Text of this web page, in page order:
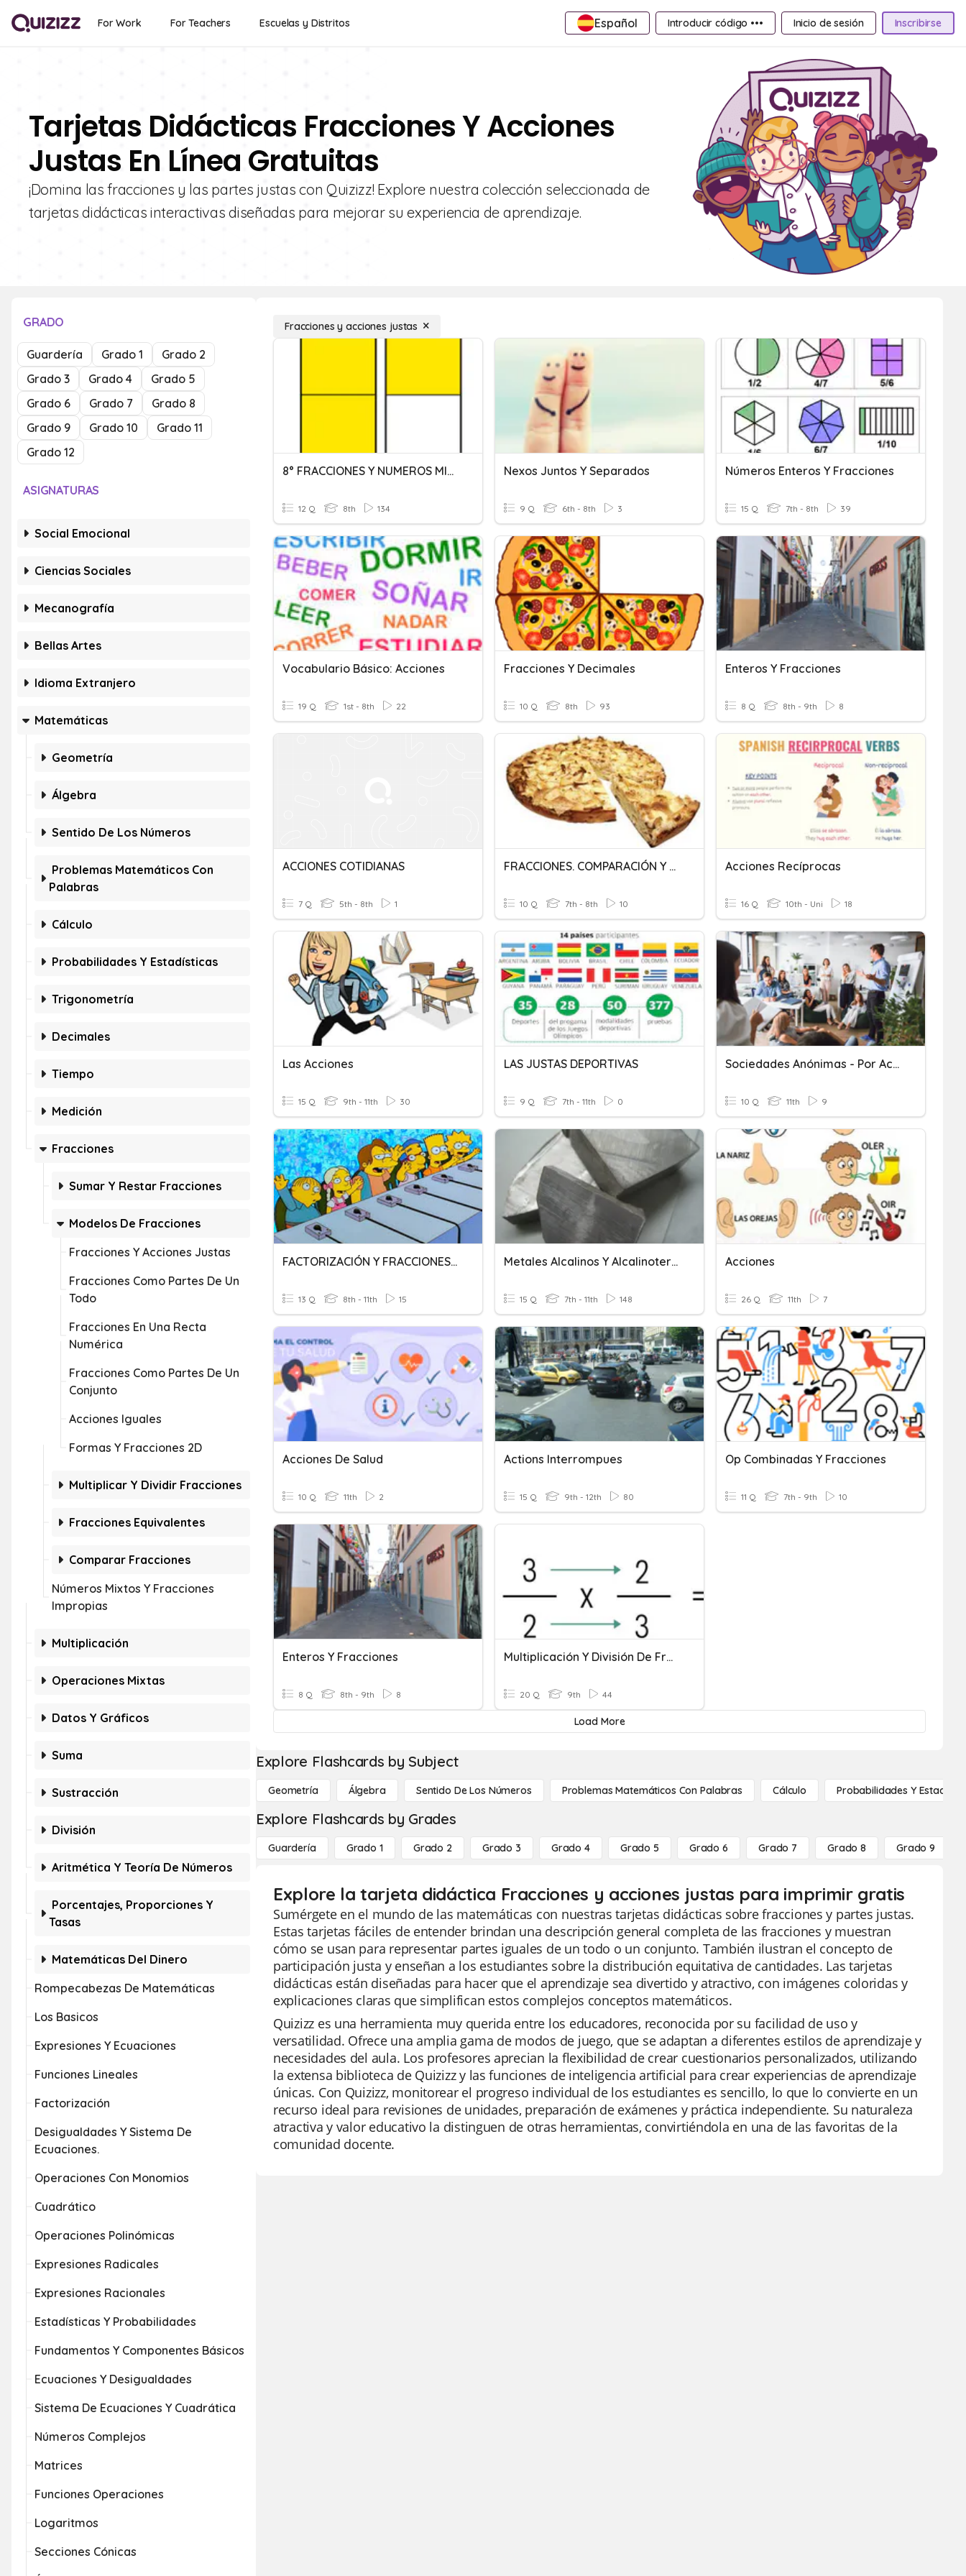
For Work For Teachers Escuelas y Distritos Español Introducir código ••• Inicio de sesión Inscribirse
Tarjetas Didácticas Fracciones Y Acciones
Justas En Línea Gratuitas
¡Domina las fracciones y las partes justas con Quizizz! Explore nuestra colección seleccionada de
tarjetas didácticas interactivas diseñadas para mejorar su experiencia de aprendizaje.
GRADO
Guardería Grado 1
Grado 2
Grado 3
Grado 4
Grado 5
Grado 6
Grado 7
Grado 8
Grado 9
Grado 10
Grado 11
Grado 12
ASIGNATURAS
Social Emocional
Ciencias Sociales
Mecanografía
Bellas Artes
Idioma Extranjero
Matemáticas
Geometría
Álgebra
Sentido De Los Números
Problemas Matemáticos Con
Palabras
Cálculo
Probabilidades Y Estadísticas
Trigonometría
Decimales
Tiempo
Medición
Fracciones
Sumar Y Restar Fracciones
Modelos De Fracciones
Fracciones Y Acciones Justas
Fracciones Como Partes De Un
Todo
Fracciones En Una Recta
Numérica
Fracciones Como Partes De Un
Conjunto
Acciones Iguales
Formas Y Fracciones 2D
Multiplicar Y Dividir Fracciones
Fracciones Equivalentes
Comparar Fracciones
Números Mixtos Y Fracciones
Impropias
Multiplicación
Operaciones Mixtas
Datos Y Gráficos
Suma
Sustracción
División
Aritmética Y Teoría De Números
Porcentajes, Proporciones Y
Tasas
Matemáticas Del Dinero
Rompecabezas De Matemáticas
Los Basicos
Expresiones Y Ecuaciones
Funciones Lineales
Factorización
Desigualdades Y Sistema De
Ecuaciones.
Operaciones Con Monomios
Cuadrático
Operaciones Polinómicas
Expresiones Radicales
Expresiones Racionales
Estadísticas Y Probabilidades
Fundamentos Y Componentes Básicos
Ecuaciones Y Desigualdades
Sistema De Ecuaciones Y Cuadrática
Números Complejos
Matrices
Funciones Operaciones
Logaritmos
Secciones Cónicas
Fracciones y acciones justas
8° FRACCIONES Y NUMEROS MIXTOS
12 Q 8th 134
Nexos Juntos Y Separados
9 Q 6th - 8th 3
Números Enteros Y Fracciones
15 Q 7th - 8th 39
Vocabulario Básico: Acciones
19 Q 1st - 8th 22
Fracciones Y Decimales
10 Q 8th 93
Enteros Y Fracciones
8 Q 8th - 9th 8
ACCIONES COTIDIANAS
7 Q 5th - 8th 1
FRACCIONES. COMPARACIÓN Y ORDENACIÓN.
10 Q 7th - 8th 10
Acciones Recíprocas
16 Q 10th - Uni 18
Las Acciones
15 Q 9th - 11th 30
LAS JUSTAS DEPORTIVAS
9 Q 7th - 11th 0
Sociedades Anónimas - Por Acciones.
10 Q 11th 9
FACTORIZACIÓN Y FRACCIONES ALGEBRAICAS
13 Q 8th - 11th 15
Metales Alcalinos Y Alcalinoterreos
15 Q 7th - 11th 148
Acciones
26 Q 11th 7
Acciones De Salud
10 Q 11th 2
Actions Interrompues
15 Q 9th - 12th 80
Op Combinadas Y Fracciones
11 Q 7th - 9th 10
Enteros Y Fracciones
8 Q 8th - 9th 8
Multiplicación Y División De Fracciones
20 Q 9th 44
Load More
Explore Flashcards by Subject
Geometría Álgebra Sentido De Los Números Problemas Matemáticos Con Palabras Cálculo Probabilidades Y
Explore Flashcards by Grades
Guardería Grado 1 Grado 2 Grado 3 Grado 4 Grado 5 Grado 6 Grado 7 Grado 8 Grado 9
Explore la tarjeta didáctica Fracciones y acciones justas para imprimir gratis
Sumérgete en el mundo de las matemáticas con nuestras tarjetas didácticas sobre fracciones y partes justas.
Estas tarjetas fáciles de entender brindan una descripción general completa de las fracciones y muestran
cómo se usan para representar partes iguales de un todo o un conjunto. También ilustran el concepto de
participación justa y enseñan a los estudiantes sobre la distribución equitativa de cantidades. Las tarjetas
didácticas están diseñadas para hacer que el aprendizaje sea divertido y atractivo, con imágenes coloridas y
explicaciones claras que simplifican estos complejos conceptos matemáticos.
Quizizz es una herramienta muy querida entre los educadores, reconocida por su facilidad de uso y
versatilidad. Ofrece una amplia gama de modos de juego, que se adaptan a diferentes estilos de aprendizaje y
necesidades del aula. Los profesores aprecian la flexibilidad de crear cuestionarios personalizados, utilizando
la extensa biblioteca de Quizizz y las funciones de inteligencia artificial para crear experiencias de aprendizaje
únicas. Con Quizizz, monitorear el progreso individual de los estudiantes es sencillo, lo que lo convierte en un
recurso ideal para revisiones de unidades, preparación de exámenes y práctica independiente. Su naturaleza
atractiva y valor educativo la distinguen de otras herramientas, convirtiéndola en una de las favoritas de la
comunidad docente.